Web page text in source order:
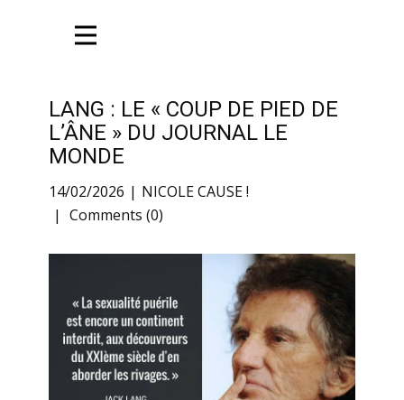
LANG : LE « COUP DE PIED DE
L’ÂNE » DU JOURNAL LE
MONDE
14/02/2026
NICOLE CAUSE !
Comments (0)